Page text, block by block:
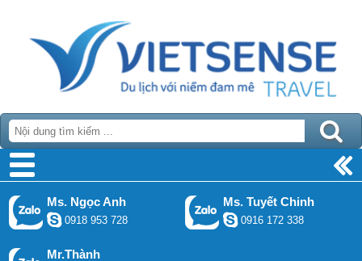
Ms. Ngọc Anh
0918 953 728
Ms. Tuyết Chinh
0916 172 338
Mr.Thành